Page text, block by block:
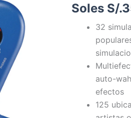
Soles S/.
32
auto-
efectos
125
virtual
simulación
válvulas
procesador
multiefectos